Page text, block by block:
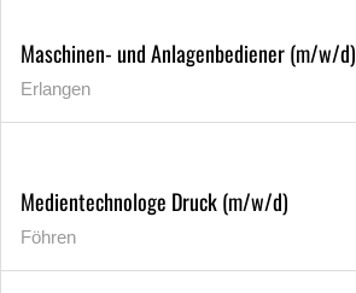
Maschinen- und Anlagenbediener (m/w/d)
Erlangen
Medientechnologe Druck (m/w/d)
Föhren